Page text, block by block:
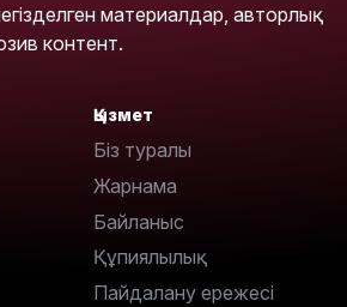
материалдар, авторлық
контент.
Қызмет
Біз туралы
Жарнама
Байланыс
Құпиялылық
Пайдалану ережесі